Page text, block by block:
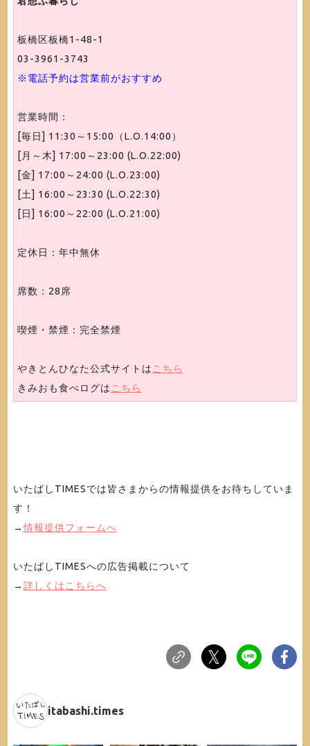
板橋区板橋1-48-1
03-3961-3743
※電話予約は営業前がおすすめ
営業時間：
[毎日] 11:30～15:00（L.O.14:00）
[月～木] 17:00～23:00 (L.O.22:00)
[金] 17:00～24:00 (L.O.23:00)
[土] 16:00～23:30 (L.O.22:30)
[日] 16:00～22:00 (L.O.21:00)
定休日：年中無休
席数：28席
喫煙・禁煙：完全禁煙
やきとんひなた公式サイトは こちら
きみおも食べログは こちら
いたばしTIMESでは皆さまからの情報提供をお待ちしていま
す！
→情報提供フォームへ
いたばしTIMESへの広告掲載について
→ 詳しくはこちらへ
itabashi.times